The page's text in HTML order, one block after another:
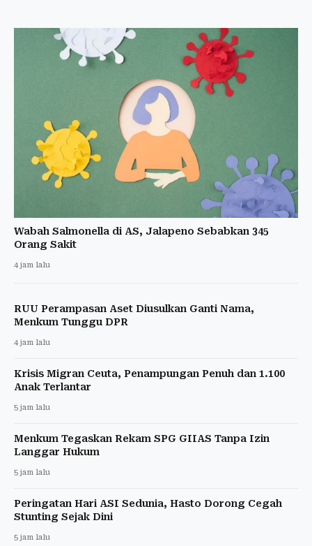
Wabah Salmonella di AS, Jalapeno Sebabkan 345
Orang Sakit
4 jam lalu
RUU Perampasan Aset Diusulkan Ganti Nama,
Menkum Tunggu DPR
4 jam lalu
Krisis Migran Ceuta, Penampungan Penuh dan 1.100
Anak Terlantar
5 jam lalu
Menkum Tegaskan Rekam SPG GIIAS Tanpa Izin
Langgar Hukum
5 jam lalu
Peringatan Hari ASI Sedunia, Hasto Dorong Cegah
Stunting Sejak Dini
5 jam lalu